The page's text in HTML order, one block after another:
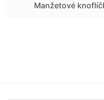
Manžetové